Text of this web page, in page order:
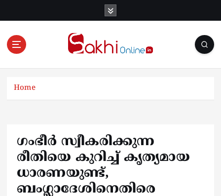
Online News Portal
Home
ഗംഭീർ സ്വീകരിക്കുന്ന
രീതിയെ കുറിച്ച് കൃത്യമായ
ധാരണയുണ്ട്,
ബംഗ്ലാദേശിനെതിരെ